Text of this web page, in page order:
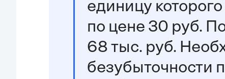
единицу
по цене 30 руб.
68 тыс. руб.
безубыточности